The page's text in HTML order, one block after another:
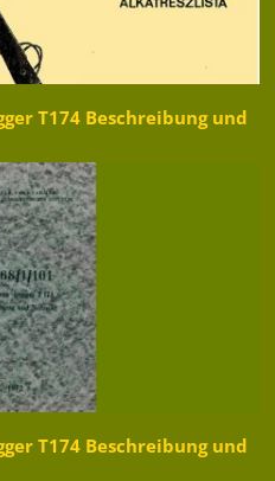
T174 Beschreibung und
T174 Beschreibung und